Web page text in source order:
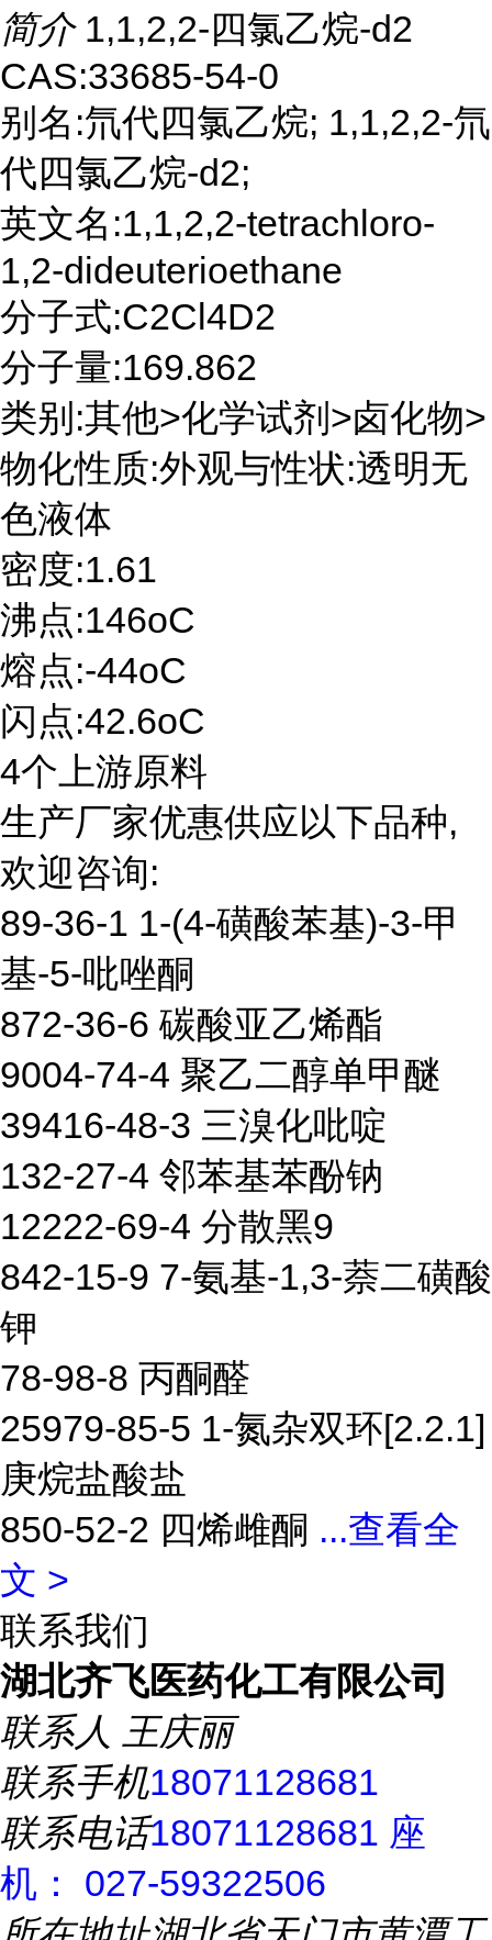
简介 1,1,2,2-四氯乙烷-d2
CAS:33685-54-0
别名:氘代四氯乙烷; 1,1,2,2-氘
代四氯乙烷-d2;
英文名:1,1,2,2-tetrachloro-
1,2-dideuterioethane
分子式:C2Cl4D2
分子量:169.862
类别:其他>化学试剂>卤化物>
物化性质:外观与性状:透明无
色液体
密度:1.61
沸点:146oC
熔点:-44oC
闪点:42.6oC
4个上游原料
生产厂家优惠供应以下品种,
欢迎咨询:
89-36-1 1-(4-磺酸苯基)-3-甲
基-5-吡唑酮
872-36-6 碳酸亚乙烯酯
9004-74-4 聚乙二醇单甲醚
39416-48-3 三溴化吡啶
132-27-4 邻苯基苯酚钠
12222-69-4 分散黑9
842-15-9 7-氨基-1,3-萘二磺酸
钾
78-98-8 丙酮醛
25979-85-5 1-氮杂双环[2.2.1]
庚烷盐酸盐
850-52-2 四烯雌酮 ...查看全
文 >
联系我们
湖北齐飞医药化工有限公司
联系人 王庆丽
联系手机18071128681
联系电话18071128681 座
机： 027-59322506